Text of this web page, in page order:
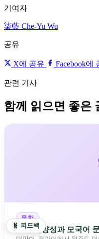
기여자
柒藍 Che-Yu Wu
공유
X에 공유 Facebook에
관련 기사
함께 읽으면 좋은
문화
언어 다양성과 모국어
🧬 피드백